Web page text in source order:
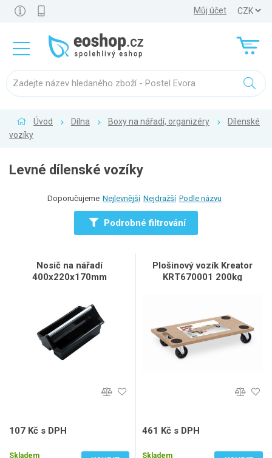
Můj účet
Úvod Dílna Boxy na nářadí, organizéry
Dílenské
vozíky
Levné dílenské vozíky
Doporučujeme Nejlevnější Nejdražší Podle názvu
Podrobné filtrování
Nosič na nářadí
400x220x170mm
107 Kč s DPH
Skladem
Plošinový vozík Kreator
KRT670001 200kg
461 Kč s DPH
Skladem